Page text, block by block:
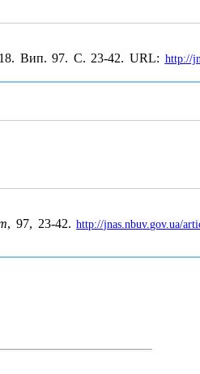
Вип. 97. С. 23-42. URL: http://
, 97, 23-42.http://jnas.nbuv.gov.ua/